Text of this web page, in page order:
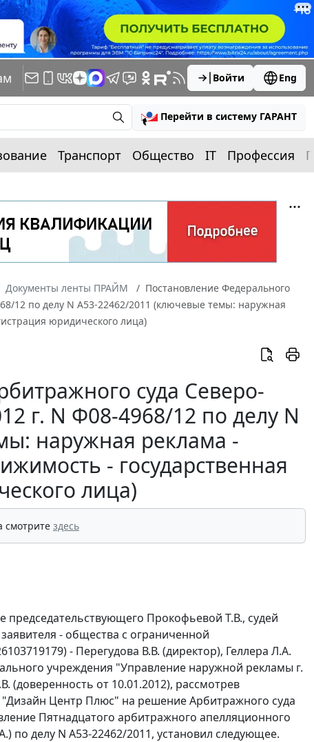
Войти Eng
Перейти в систему ГАРАНТ
Транспорт Общество IT Профессия
Документы ленты ПРАЙМ
Постановление Федерального
12 по делу N А53-22462/2011 (ключевые темы: наружная
юридического лица)
суда Северо-
г. N Ф08-4968/12 по делу N
наружная реклама -
- государственная
лица)
смотрите здесь
председательствующего Прокофьевой Т.В., судей
- общества с ограниченной
- Перегудова В.В. (директор), Геллера Л.А.
учреждения "Управление наружной рекламы г.
(доверенность от 10.01.2012), рассмотрев
Центр Плюс" на решение Арбитражного суда
Пятнадцатого арбитражного апелляционного
по делу N А53-22462/2011, установил следующее.